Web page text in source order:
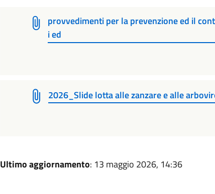
provvedimenti per la prevenzione ed il
i ed
2026_Slide lotta alle zanzare e alle
Ultimo aggiornamento: 13 maggio 2026, 14:36